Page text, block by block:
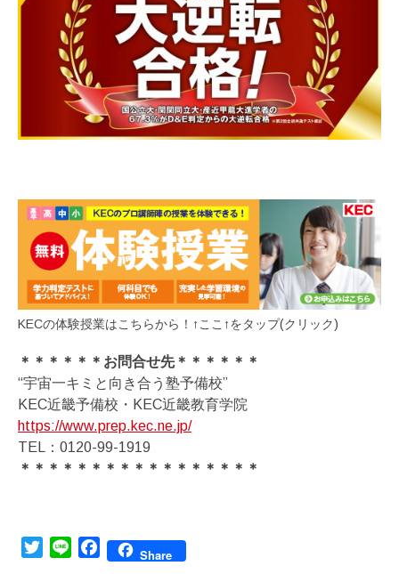
KECの体験授業はこちらから！↑ここ↑をタップ(クリック)
＊＊＊＊＊＊お問合せ先＊＊＊＊＊＊
“宇宙一キミと向き合う塾予備校”
KEC近畿予備校・KEC近畿教育学院
https://www.prep.kec.ne.jp/
TEL：0120-99-1919
＊＊＊＊＊＊＊＊＊＊＊＊＊＊＊＊＊
TwitterLine FacebookShare